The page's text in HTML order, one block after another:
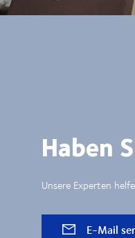
Haben
Unsere Experten
E-Mail